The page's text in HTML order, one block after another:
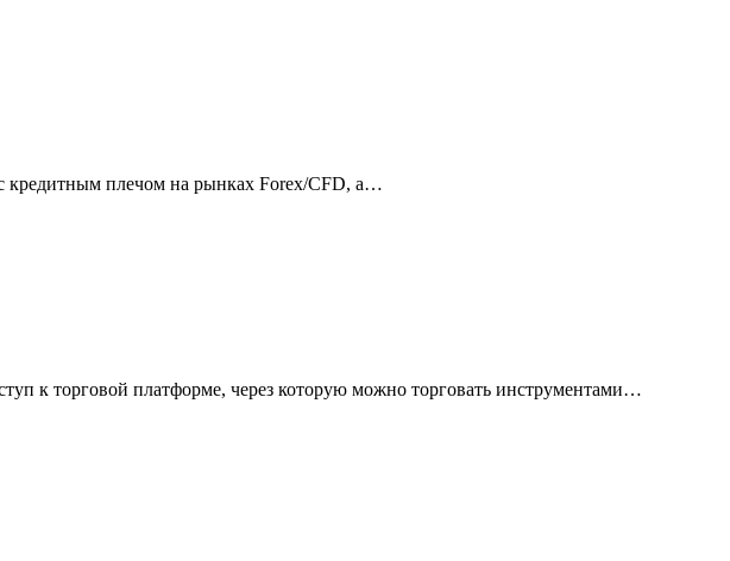
кредитным плечом на рынках Forex/CFD, а…
к торговой платформе, через которую можно торговать инструментами…